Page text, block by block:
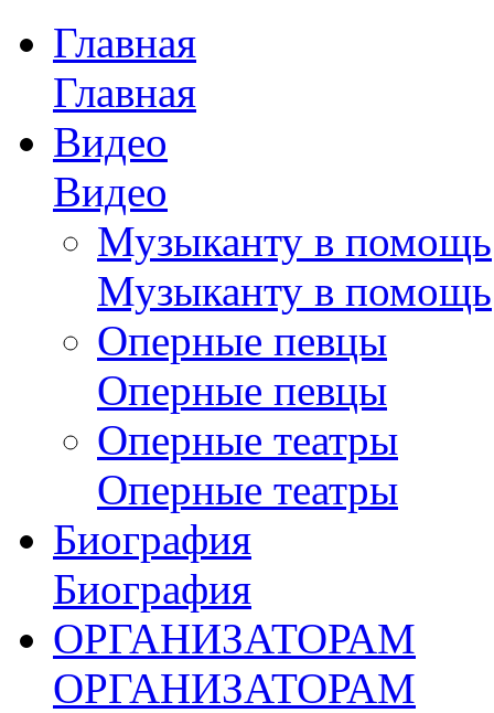
Главная
Главная
Видео
Видео
Музыканту в помощь
Музыканту в помощь
Оперные певцы
Оперные певцы
Оперные театры
Оперные театры
Биография
Биография
ОРГАНИЗАТОРАМ
ОРГАНИЗАТОРАМ